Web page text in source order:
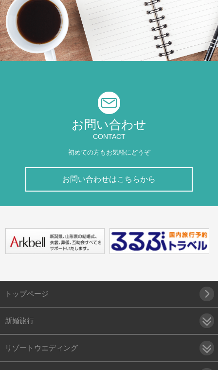
お問い合わせ
CONTACT
初めての方もお気軽にどうぞ
お問い合わせはこちらから
トップページ
新婚旅行
リゾートウエディング